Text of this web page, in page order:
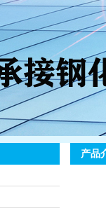
产品